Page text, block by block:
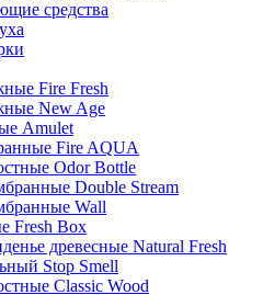
средства
Fire Fresh
New Age
Amulet
Fire AQUA
Odor Bottle
Double Stream
Wall
Fresh Box
древесные Natural Fresh
Stop Smell
Classic Wood